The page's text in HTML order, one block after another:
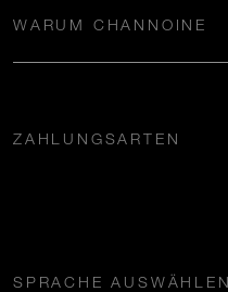
WARUM CHANNOINE
ZAHLUNGSARTEN
SPRACHE AUSWÄHLEN